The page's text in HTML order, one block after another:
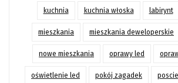
kuchnia kuchnia włoska labirynt
mieszkania mieszkania deweloperskie
nowe mieszkania oprawy led
oświetlenie led pokój zagadek